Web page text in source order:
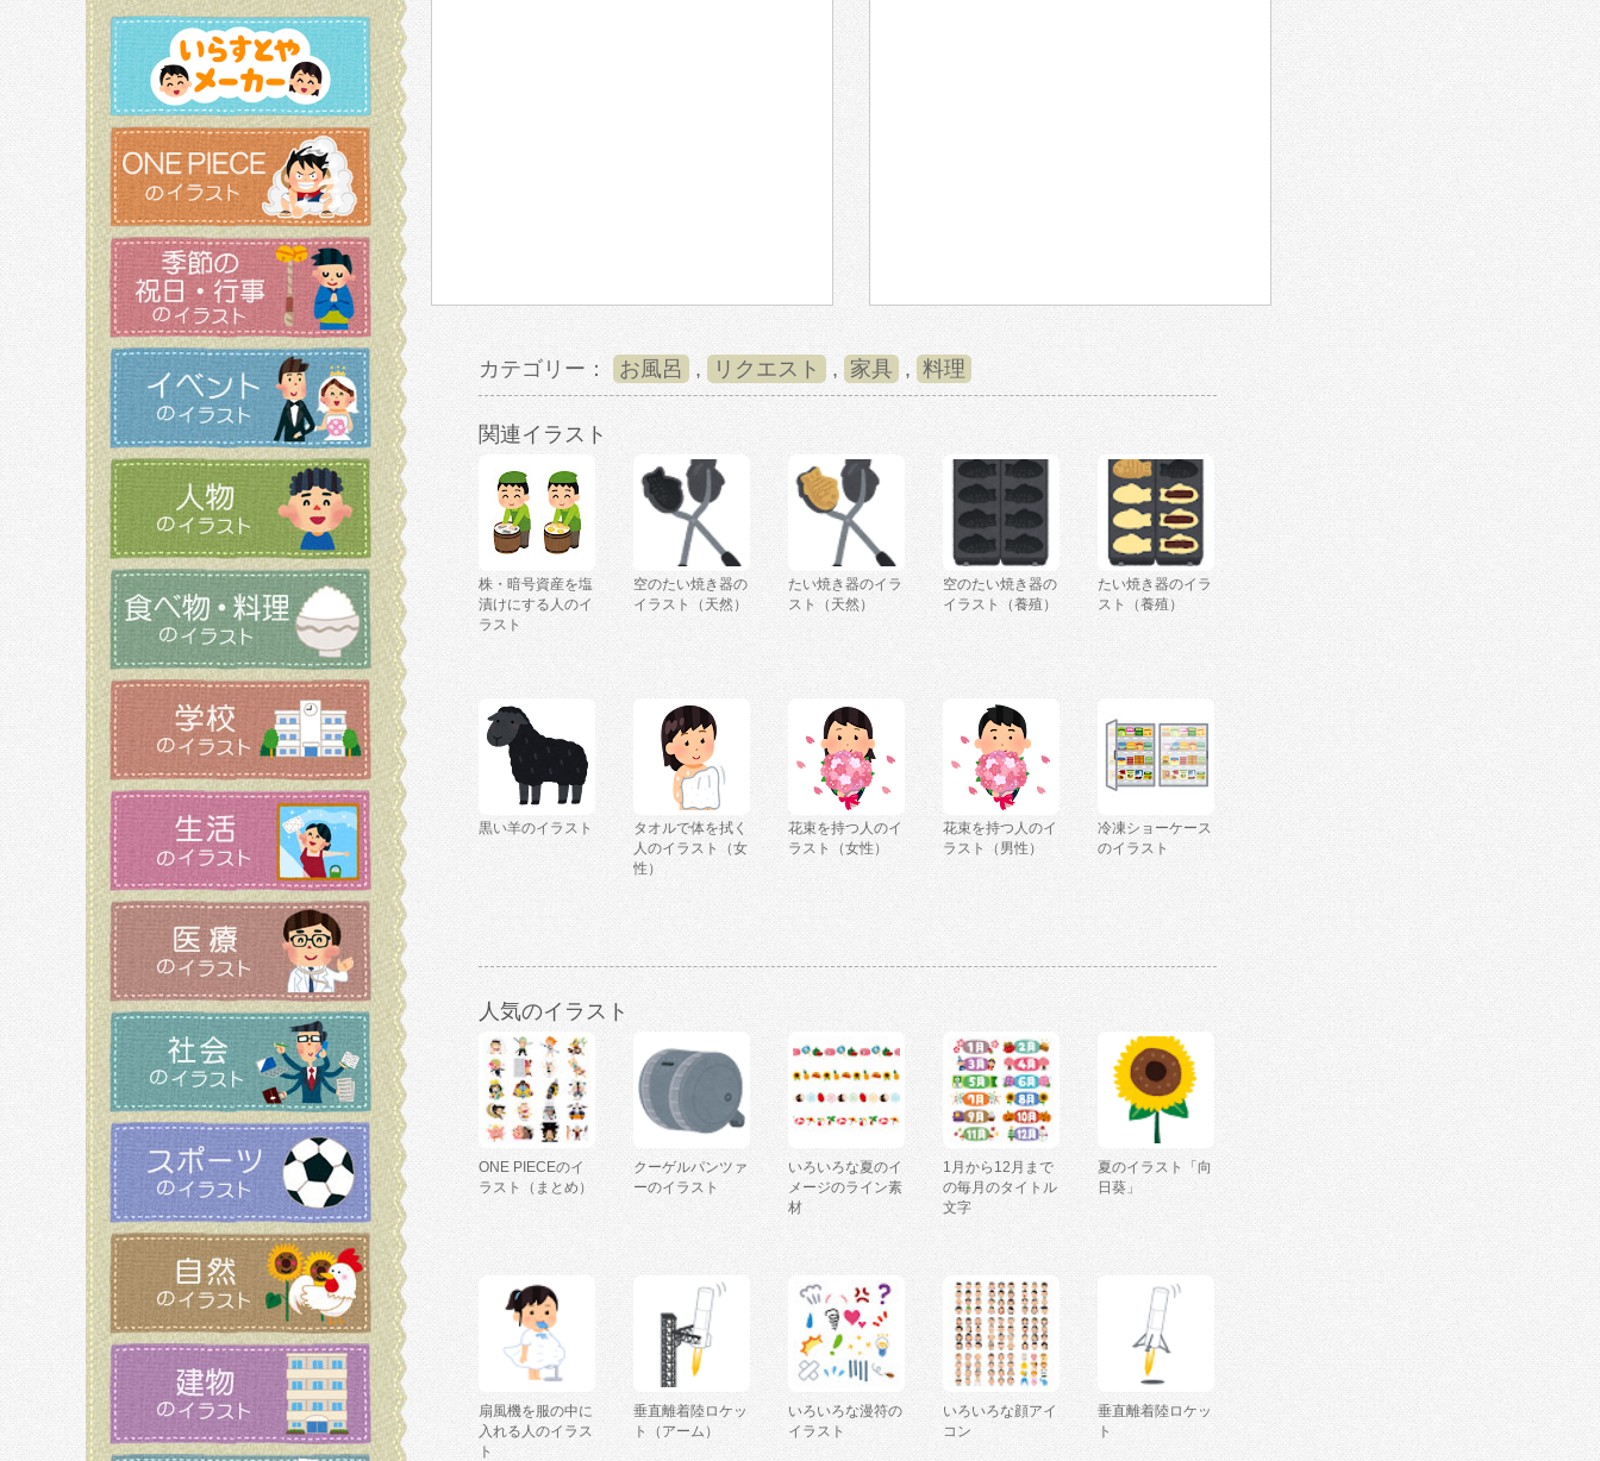
カテゴリー： お風呂 , リクエスト , 家具 , 料理
関連イラスト
株・暗号資産を塩
漬けにする人のイ
ラスト
空のたい焼き器の
イラスト（天然）
たい焼き器のイラ
スト（天然）
空のたい焼き器の
イラスト（養殖）
たい焼き器のイラ
スト（養殖）
黒い羊のイラスト
タオルで体を拭く
人のイラスト（女
性）
花束を持つ人のイ
ラスト（女性）
花束を持つ人のイ
ラスト（男性）
冷凍ショーケース
のイラスト
人気のイラスト
ONE PIECEのイ
ラスト（まとめ）
クーゲルパンツァ
ーのイラスト
いろいろな夏のイ
メージのライン素
材
1月から12月まで
の毎月のタイトル
文字
夏のイラスト「向
日葵」
扇風機を服の中に
入れる人のイラス
ト
垂直離着陸ロケッ
ト（アーム）
いろいろな漫符の
イラスト
いろいろな顔アイ
コン
垂直離着陸ロケッ
ト